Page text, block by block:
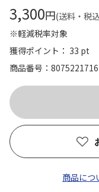
3,300円(送料・税
※軽減税率対象
獲得ポイント： 33 pt
商品番号
8075221716
商品につ